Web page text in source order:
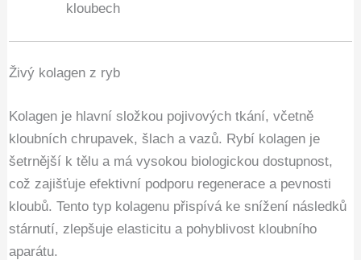
kloubech
Živý kolagen z ryb
Kolagen je hlavní složkou pojivových tkání, včetně
kloubních chrupavek, šlach a vazů. Rybí kolagen je
šetrnější k tělu a má vysokou biologickou dostupnost,
což zajišťuje efektivní podporu regenerace a pevnosti
kloubů. Tento typ kolagenu přispívá ke snížení následků
stárnutí, zlepšuje elasticitu a pohyblivost kloubního
aparátu.